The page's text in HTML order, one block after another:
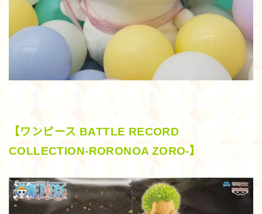
【ワンピース BATTLE RECORD
COLLECTION-RORONOA ZORO-】